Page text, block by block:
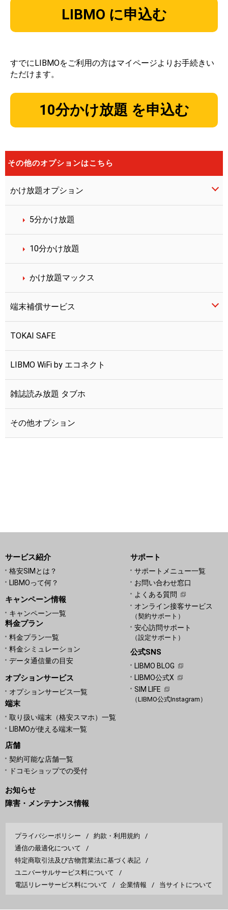
LIBMO に申込む
すでにLIBMOをご利用の方はマイページよりお手続きい
ただけます。
10分かけ放題 を申込む
その他のオプションはこちら
かけ放題オプション
5分かけ放題
10分かけ放題
かけ放題マックス
端末補償サービス
LIBMO端末補償
つながる端末保証
TOKAI SAFE
LIBMO WiFi by エコネクト
雑誌読み放題 タブホ
その他オプション
サービス紹介
格安SIMとは？
LIBMOって何？
キャンペーン情報
キャンペーン一覧
料金プラン
料金プラン一覧
料金シミュレーション
データ通信量の目安
オプションサービス
オプションサービス一覧
端末
取り扱い端末（格安スマホ）一覧
LIBMOが使える端末一覧
店舗
契約可能な店舗一覧
ドコモショップでの受付
サポート
サポートメニュー一覧
お問い合わせ窓口
よくある質問
オンライン接客サービス
（契約サポート）
安心訪問サポート
（設定サポート）
公式SNS
LIBMO BLOG
LIBMO公式X
SIM LIFE
（LIBMO公式Instagram）
お知らせ
障害・メンテナンス情報
プライバシーポリシー
約款・利用規約
通信の最適化について
特定商取引法及び古物営業法に基づく表記
ユニバーサルサービス料について
電話リレーサービス料について
企業情報 当サイトについて